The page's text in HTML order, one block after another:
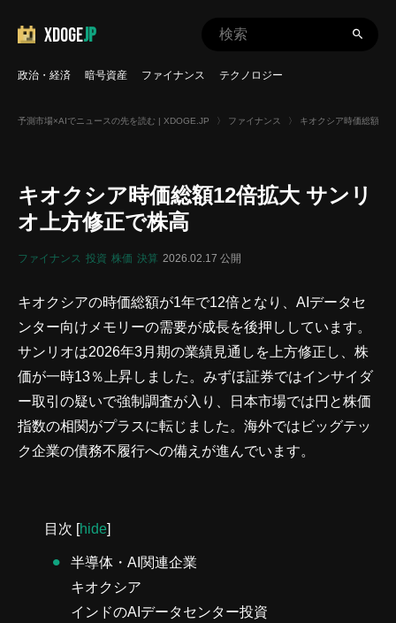
XDOGEJP
政治・経済 暗号資産 ファイナンス テクノロジー
予測市場×AIでニュースの先を読む | XDOGE.JP 〉 ファイナンス 〉 キオクシア時価総額12
キオクシア時価総額12倍拡大 サンリ
オ上方修正で株高
ファイナンス 投資 株価 決算 2026.02.17 公開
キオクシアの時価総額が1年で12倍となり、AIデータセ
ンター向けメモリーの需要が成長を後押ししています。
サンリオは2026年3月期の業績見通しを上方修正し、株
価が一時13％上昇しました。みずほ証券ではインサイダ
ー取引の疑いで強制調査が入り、日本市場では円と株価
指数の相関がプラスに転じました。海外ではビッグテッ
ク企業の債務不履行への備えが進んでいます。
目次 [hide]
半導体・AI関連企業
キオクシア
インドのAIデータセンター投資